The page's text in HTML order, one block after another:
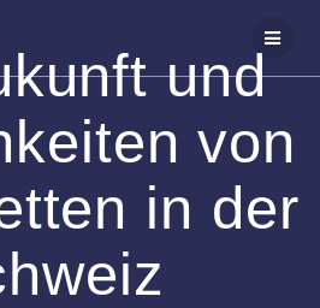
content
und
von
in der